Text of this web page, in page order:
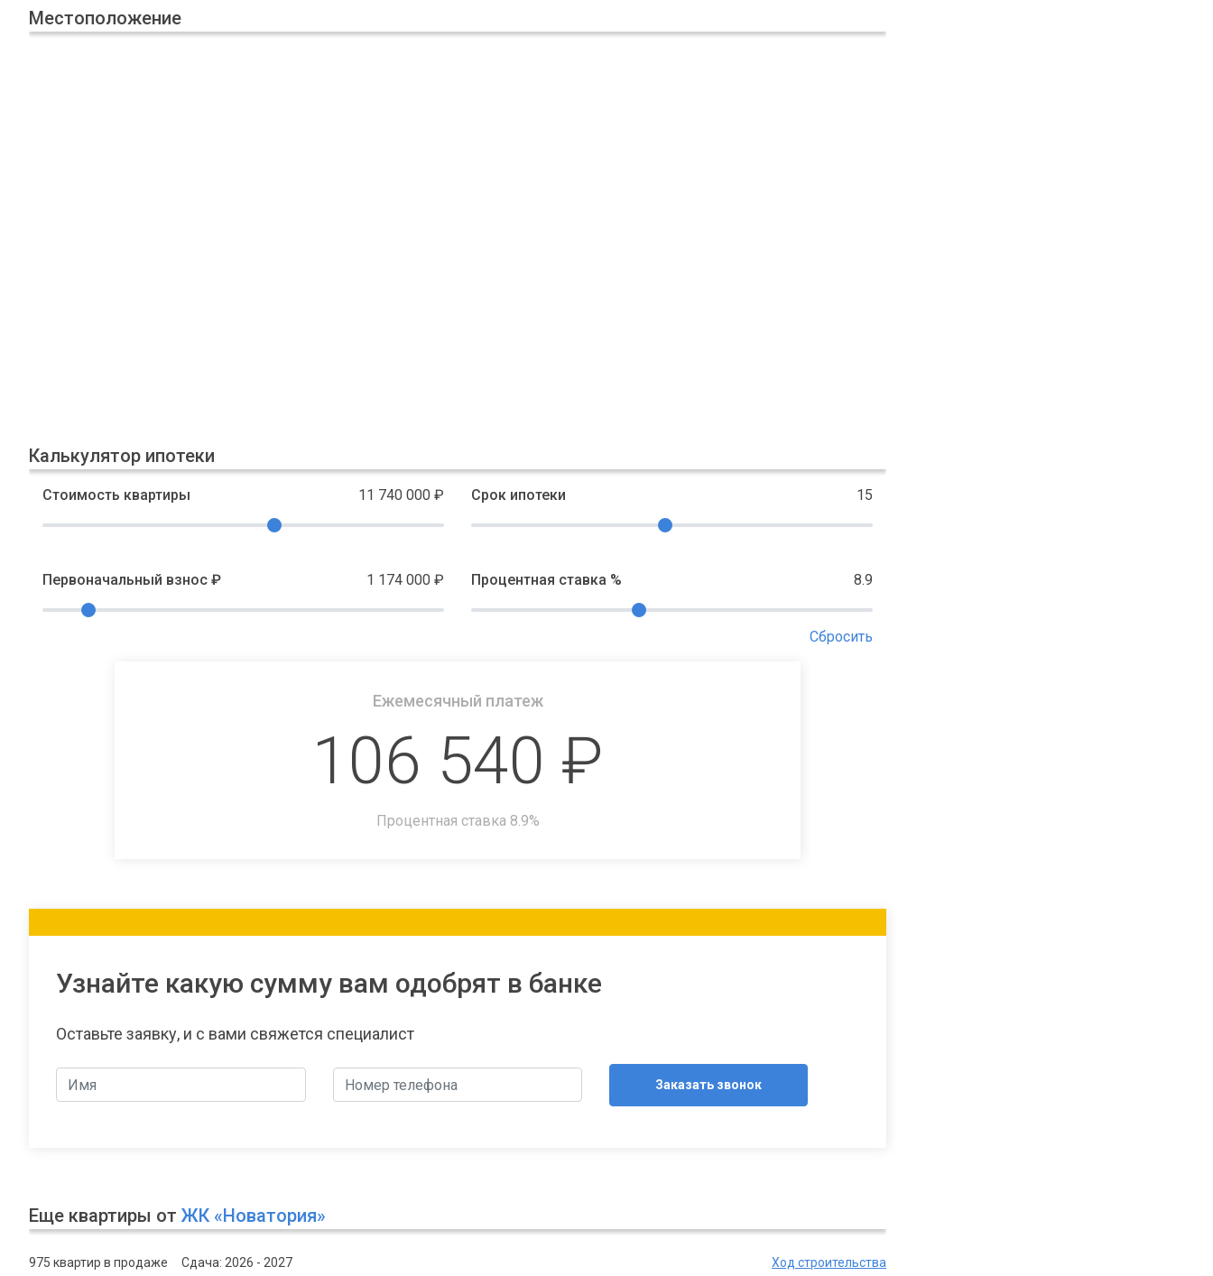
Местоположение
Калькулятор ипотеки
Стоимость квартиры 11 740 000 ₽ Срок ипотеки 15
Первоначальный взнос ₽ 1 174 000 ₽ Процентная ставка % 8.9
Сбросить
Ежемесячный платеж
106 540 ₽
Процентная ставка 8.9%
Узнайте какую сумму вам одобрят в банке
Оставьте заявку, и с вами свяжется специалист
Заказать звонок
Еще квартиры от ЖК «Новатория»
975 квартир в продаже Сдача: 2026 - 2027 Ход строительства